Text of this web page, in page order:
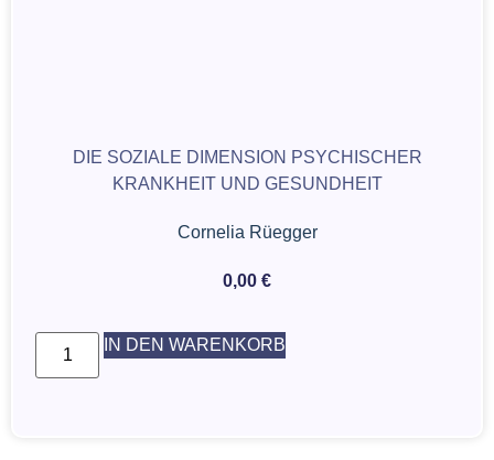
DIE SOZIALE DIMENSION PSYCHISCHER
KRANKHEIT UND GESUNDHEIT
Cornelia Rüegger
0,00 €
IN DEN WARENKORB